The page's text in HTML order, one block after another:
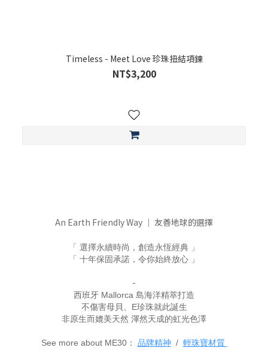
Timeless - Meet Love 珍珠扭結項鍊
NT$3,200
An Earth Friendly Way ｜ 友善地球的選擇
「 選擇永續時尚，創造永恆經典 」
「 十年保固承諾，令你始終放心 」
-
西班牙 Mallorca 島海洋精萃打造
不傷害母貝、E珍珠就此誕生
非原生而媲美天然 渾然天成的虹光色澤
See more about ME30： 品牌精神 / 輕珠寶材質